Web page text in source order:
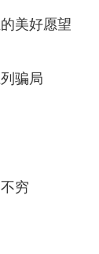
美好愿望
骗局
穷